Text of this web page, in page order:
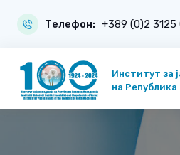
Телефон: +389 (0)2 3125
Институт за
на